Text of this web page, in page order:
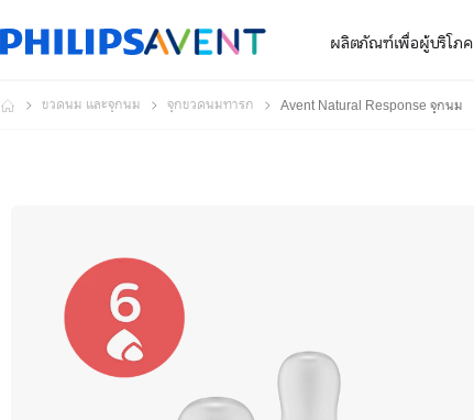
ผลิตภัณฑ์เพื่อผู้บริโภค
ขวดนม และจุกนม จุกขวดนมทารก Avent Natural Response จุกนม